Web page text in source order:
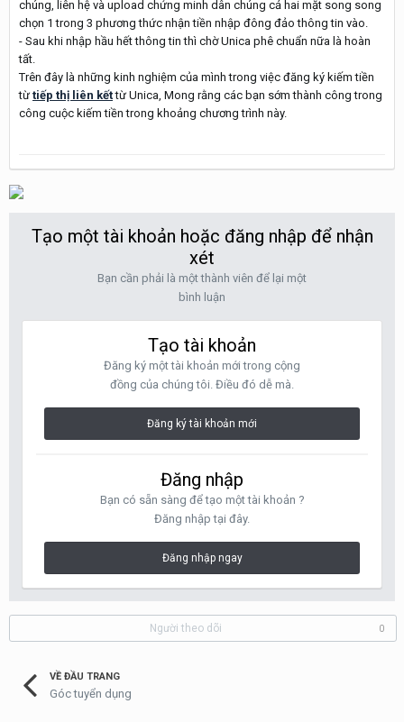
chúng, liên hệ và upload chứng minh dân chúng cả hai mặt song song
chọn 1 trong 3 phương thức nhận tiền nhập đông đảo thông tin vào.
- Sau khi nhập hầu hết thông tin thì chờ Unica phê chuẩn nữa là hoàn
tất.
Trên đây là những kinh nghiệm của mình trong việc đăng ký kiếm tiền
từ tiếp thị liên kếttừ Unica, Mong rằng các bạn sớm thành công trong
công cuộc kiếm tiền trong khoảng chương trình này.
Tạo một tài khoản hoặc đăng nhập để nhận
xét
Bạn cần phải là một thành viên để lại một
bình luận
Tạo tài khoản
Đăng ký một tài khoản mới trong cộng
đồng của chúng tôi. Điều đó dễ mà.
Đăng ký tài khoản mới
Đăng nhập
Bạn có sẵn sàng để tạo một tài khoản ?
Đăng nhập tại đây.
Đăng nhập ngay
Người theo dõi 0
VỀ ĐẦU TRANG
Góc tuyển dụng